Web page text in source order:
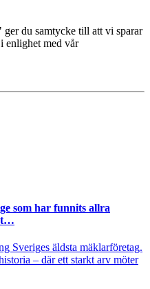
du samtycke till att vi sparar
enlighet med vår
som har funnits allra
Sveriges äldsta mäklarföretag.
– där ett starkt arv möter